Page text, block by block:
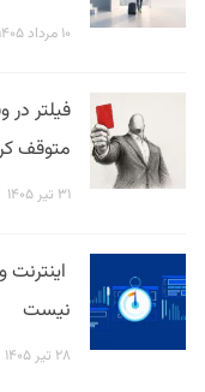
۱۰ مرداد ۱۴۰۵
متوقف
۳۱ تیر ۱۴۰۵
نیست
۲۸ تیر ۱۴۰۵